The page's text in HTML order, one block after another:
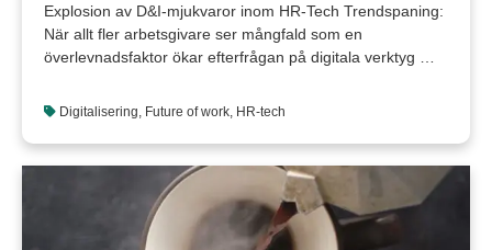
Explosion av D&I-mjukvaror inom HR-Tech Trendspaning:
När allt fler arbetsgivare ser mångfald som en
överlevnadsfaktor ökar efterfrågan på digitala verktyg …
Digitalisering Future of work HR-tech